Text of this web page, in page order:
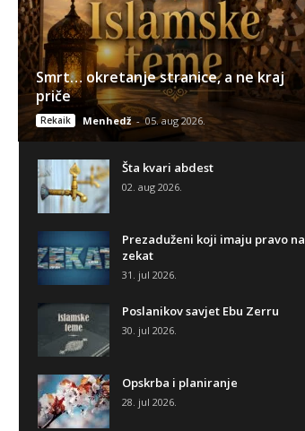
Smrt… okretanje stranice, a ne kraj
priče
Rekaik Menhedž - 05. aug 2026.
Šta kvari abdest
02. aug 2026.
Prezaduženi koji imaju pravo na
zekat
31. jul 2026.
Poslanikov savjet Ebu Zerru
30. jul 2026.
Opskrba i planiranje
28. jul 2026.